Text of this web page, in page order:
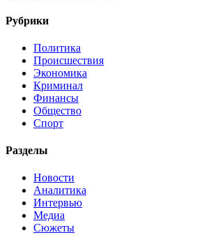
Рубрики
Политика
Происшествия
Экономика
Криминал
Финансы
Общество
Спорт
Разделы
Новости
Аналитика
Интервью
Медиа
Сюжеты